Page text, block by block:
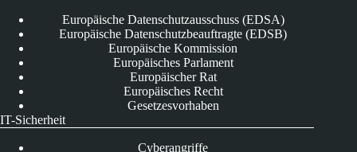
Europäische Datenschutzausschuss (EDSA)
Europäische Datenschutzbeauftragte (EDSB)
Europäische Kommission
Europäisches Parlament
Europäischer Rat
Europäisches Recht
Gesetzesvorhaben
IT-Sicherheit
Cyberangriffe